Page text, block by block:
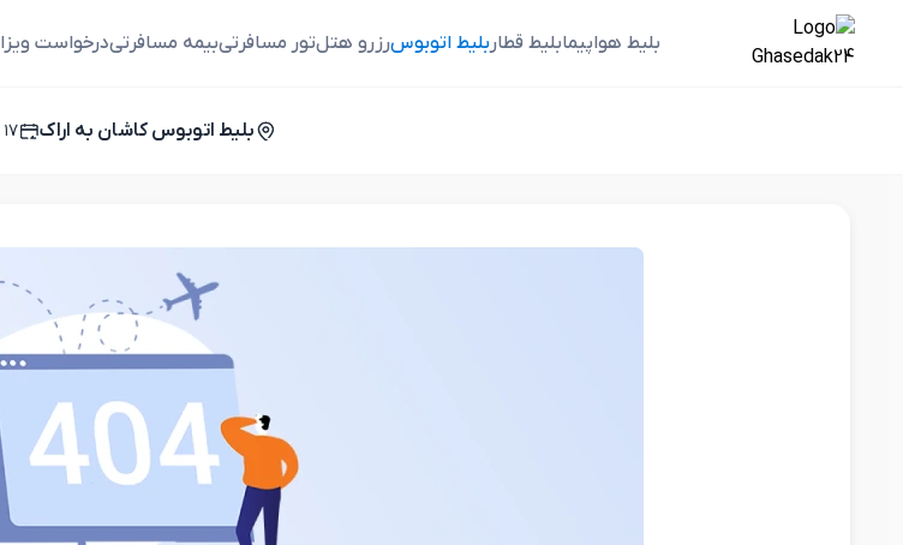
بلیط هواپیمابلیط قطاربلیط اتوبوسرزرو هتلتور مسافرتیبیمه مسافرتیدرخواست ویزا
بلیط اتوبوس کاشان به اراک ١٧ مرداد